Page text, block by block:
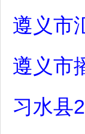
遵义市
遵义市
习水县